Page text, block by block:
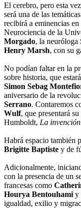
El cerebro, pero esta
será una de las
recibirá a eminencias
Neurociencia de la
Morgado, la neuróloga
Henry Marsh, con su
No podían faltar en la
sobre historia, que
Simon Sebag
aniversario de la
Serrano. Contaremos
Wulf, que presentará
Humboldt, La
Habrá espacio también
Brigitte Baptiste y de
Adicionalmente,
con la presencia de un
francesas como
Hourya Bentouhami y
igualdad, exilio y